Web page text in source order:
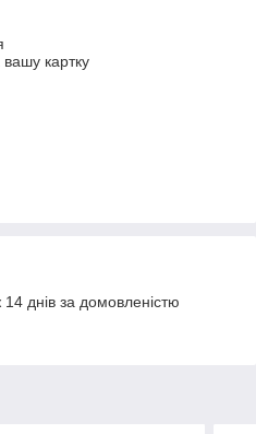
картку
днів за домовленістю